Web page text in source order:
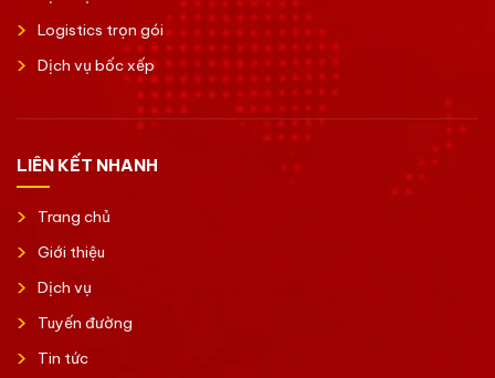
Logistics trọn gói
Dịch vụ bốc xếp
LIÊN KẾT NHANH
Trang chủ
Giới thiệu
Dịch vụ
Tuyến đường
Tin tức